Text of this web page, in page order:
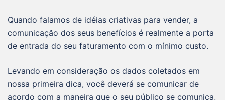
Quando falamos de idéias criativas para vender, a
comunicação dos seus benefícios é realmente a porta
de entrada do seu faturamento com o mínimo custo.
Levando em consideração os dados coletados em
nossa primeira dica, você deverá se comunicar de
acordo com a maneira que o seu público se comunica,